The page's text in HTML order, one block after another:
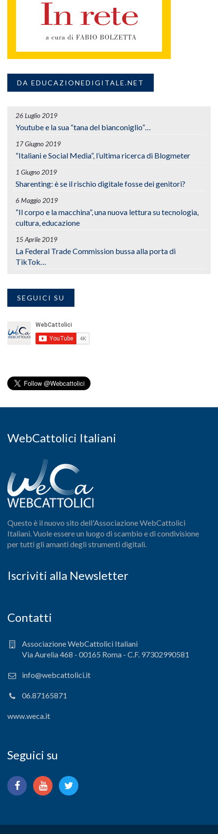
DA EDUCAZIONEDIGITALE.NET
26 Luglio 2019
Youtube e la sua “tana del bianconiglio”…
17 Giugno 2019
“Italiani e Social Media”, l’ultima ricerca di Blogmeter
1 Giugno 2019
Sharenting: è se il rischio digitale fosse dei genitori?
6 Maggio 2019
“Il corpo e la macchina”, una nuova lettura su tecnologia,
cultura, educazione
15 Aprile 2019
La Federal Trade Commission bussa alla porta di
TikTok…
SEGUICI SU
WebCattolici Italiani
Questo è il nuovo sito dell'Associazione WebCattolici
Italiani. Vuole essere un luogo di scambio e di condivisione
per tutti gli amanti degli strumenti digitali.
Iscriviti alla Newsletter
Contatti
Associazione WebCattolici Italiani
Via Aurelia 468 - 00165 Roma - C.F. 97302990581
info@webcattolici.it
06.87165871
www.weca.it
Seguici su